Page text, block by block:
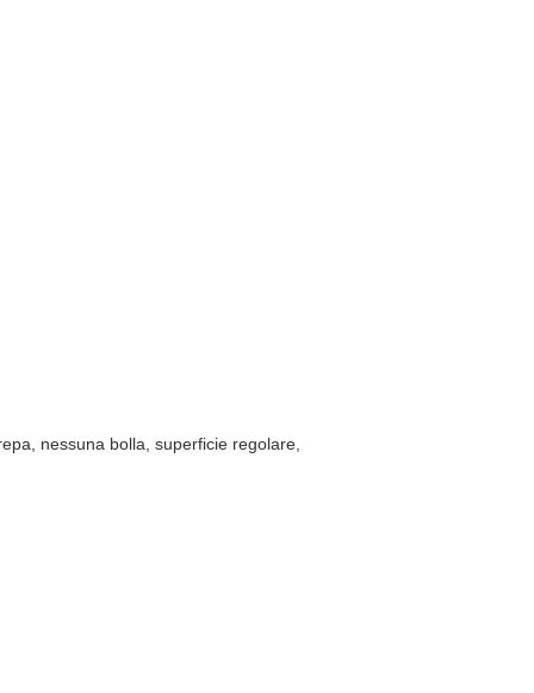
nessuna bolla, superficie regolare,